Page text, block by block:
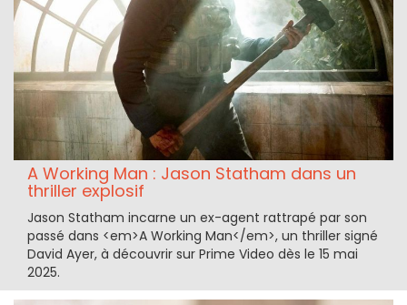
A Working Man : Jason Statham dans un
thriller explosif
Jason Statham incarne un ex-agent rattrapé par son
passé dans <em>A Working Man</em>, un thriller signé
David Ayer, à découvrir sur Prime Video dès le 15 mai
2025.